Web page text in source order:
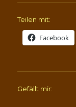
Teilen mit:
Facebook
Gefällt mir: